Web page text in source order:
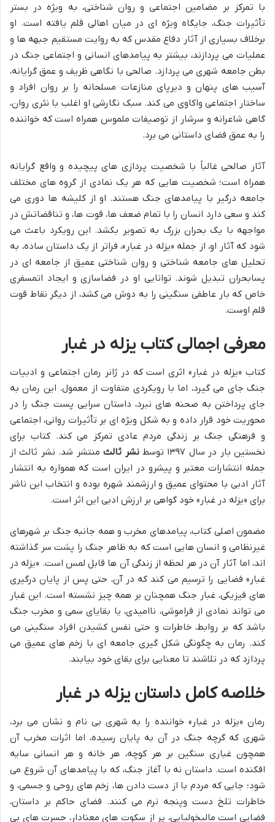
با تمرکز بر مضامین اجتماعی و روان شناختی، به ویژه در بستر
تأثیرات جنگ، جایگاه ویژه ای در میان اهالی قلم یافته است. او
برخلاف بسیاری از آثار دفاع مقدس که به روایت مستقیم جبهه ها و
عملیات می پردازند، بیشتر به پیامدهای انسانی و اجتماعی جنگ در
بطن جامعه شهری می پردازد. صالحی با نگاهی ظریف و عمق گرایانه،
آسیب های پنهان و دیرپای منازعات مسلحانه را بر روان افراد و
ساختار اجتماعی واکاوی می کند. سبک نگارشی او اغلب با نثری روان،
گاهی شاعرانه و سرشار از توصیفات ملموس همراه است که خواننده
را به عمق فضای داستانی می برد.
آثار صالحی غالباً با شخصیت پردازی های پیچیده و واقع گرایانه
همراه است؛ شخصیت هایی که هر یک نمادی از گروه های مختلف
جامعه درگیر با پیامدهای جنگ هستند. او از کلیشه ها دوری می
کند و سعی دارد انسان را با تمام ضعف ها، قوت ها، و تناقضاتش در
مواجهه با یک بحران بزرگ به تصویر بکشد. این رویکرد باعث می
شود که آثار او، از جمله «یزله در غبار»، فراتر از یک داستان ساده، به
تحلیل های جامعه شناختی و روان شناختی عمیق از جامعه ای در
پسابحران تبدیل شوند. توانایی او در فضاسازی و ایجاد اتمسفری
خاص که بار عاطفی سنگینی را به دوش می کشد، از دیگر نقاط قوت
قلم اوست.
معرفی اجمالی کتاب یزله در غبار
کتاب «یزله در غبار» اثری است که در ژانر رمان اجتماعی و ادبیات
جنگ جای می گیرد، اما با رویکردی متفاوت از معمول. این رمان به
جای پرداختن به صحنه های نبرد، داستان سرایی پست جنگ را در
محوریت خود قرار داده و به شکل ویژه ای بر تأثیرات روانی، اجتماعی
و فرهنگی جنگ بر زندگی مردم عادی تمرکز می کند. کتاب برای
نخستین بار در سال ۱۳۹۷ توسط
نشر ثالثمنتشر شد. نشر ثالث از
جمله انتشارات معتبر و پیشرو در ایران است که همواره به انتشار
آثار ادبی با محتوای عمیق و ارزشمند شهره بوده و انتخاب این ناشر
برای «یزله در غبار» خود گواهی بر ارزش ادبی این اثر است.
مضمون اصلی کتاب، پیامدهای مخرب و همه جانبه جنگ بر شهرهای
غیرنظامی و انسان هایی است که به ظاهر جنگ را پشت سر گذاشته
اند، اما آثار آن در هر لحظه از زندگی آن ها قابل لمس است. «یزله در
غبار» فضایی را ترسیم می کند که در آن، حتی پس از پایان درگیری
های فیزیکی، غبار جنگ همچنان بر همه چیز نشسته است. این غبار
می تواند نمادی از فراموشی، ناامیدی، یا بقایای سمی و مخرب جنگ
باشد که بر روابط، خاطرات و حتی نفس کشیدن افراد سنگینی می
کند. رمان به چگونگی شکل گیری جامعه ای با زخم های عمیق می
پردازد که در تلاشند تا معنایی برای بقای خود بیابند.
خلاصه کامل داستان یزله در غبار
رمان «یزله در غبار» خواننده را به شهری بی نام و نشان می برد،
شهری که گرچه جنگ در آن به پایان رسیده، اما اثرات مخرب آن
همچون غباری سنگین بر هر کوچه، هر خانه و هر انسانی سایه
افکنده است. داستان نه با آغاز جنگ، که با پیامدهای آن شروع می
شود؛ جایی که مردم با از دست دادن ها، زخم های روحی و جسمی، و
خاطرات تلخ دست وپنجه نرم می کنند. فضای حاکم بر داستان،
فضایی است مالیخولیایی، پر از سکوت های معنادار، حسرت های بی